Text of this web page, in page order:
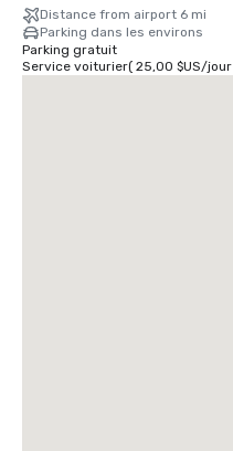
Distance from airport 6 mi
Parking dans les environs
Parking gratuit
Service voiturier( 25,00 $US/jour